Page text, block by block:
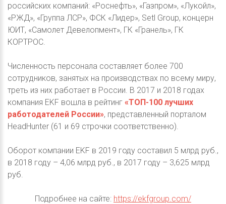
российских компаний: «Роснефть», «Газпром», «Лукойл»,
«РЖД», «Группа ЛСР», ФСК «Лидер», Setl Group, концерн
ЮИТ, «Самолет Девелопмент», ГК «Гранель», ГК
КОРТРОС.
Численность персонала составляет более 700
сотрудников, занятых на производствах по всему миру,
треть из них работает в России. В 2017 и 2018 годах
компания EKF вошла в рейтинг «ТОП-100 лучших
работодателей России», представленный порталом
HeadHunter (61 и 69 строчки соответственно).
Оборот компании EKF в 2019 году составил 5 млрд руб.,
в 2018 году – 4,06 млрд руб., в 2017 году – 3,625 млрд
руб.
Подробнее на сайте: https://ekfgroup.com/